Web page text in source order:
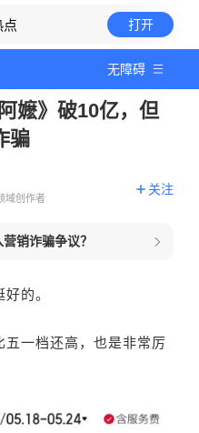
点 打开
无障碍
嬷》破10亿，但
骗
域创作者
关注
销诈骗争议？
的。
一档还高，也是非常厉